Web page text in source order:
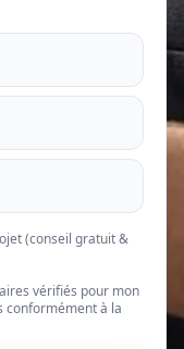
(conseil gratuit &
vérifiés pour mon
conformément à la